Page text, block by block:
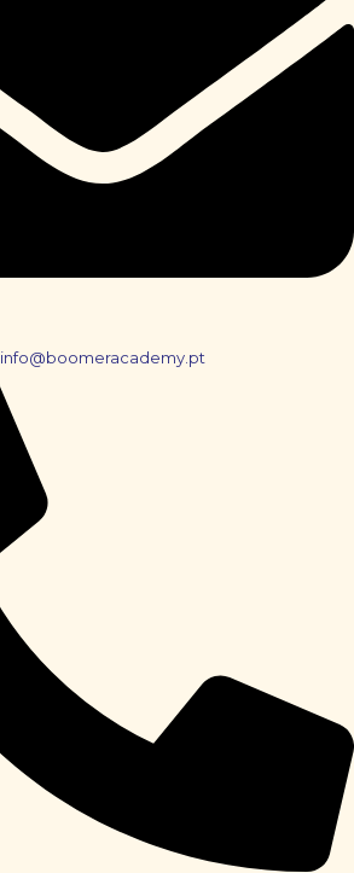
info@boomeracademy.pt